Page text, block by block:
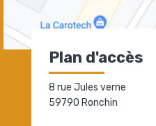
Plan d'accès
8 rue Jules verne
59790 Ronchin